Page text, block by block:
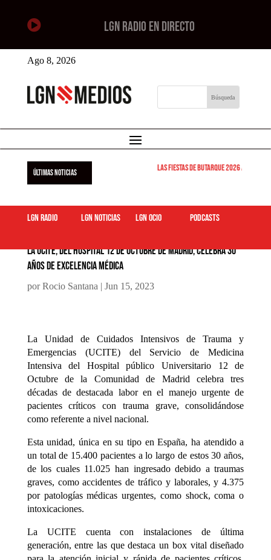
 LGN RADIO EN DIRECTO
Ago 8, 2026
ÚLTIMAS NOTICIAS Las Fiestas de Butarque 2026 arrancan
LGN Radio LGN Noticias LGN ocio podcasts
La UCITE, del Hospital 12 de Octubre de Madrid, celebra 30
años de excelencia médica
porRocio Santana| Jun 15, 2023
La Unidad de Cuidados Intensivos de Trauma y
Emergencias (UCITE) del Servicio de Medicina
Intensiva del Hospital público Universitario 12 de
Octubre de la Comunidad de Madrid celebra tres
décadas de destacada labor en el manejo urgente de
pacientes críticos con trauma grave, consolidándose
como referente a nivel nacional.
Esta unidad, única en su tipo en España, ha atendido a
un total de 15.400 pacientes a lo largo de estos 30 años,
de los cuales 11.025 han ingresado debido a traumas
graves, como accidentes de tráfico y laborales, y 4.375
por patologías médicas urgentes, como shock, coma o
intoxicaciones.
La UCITE cuenta con instalaciones de última
generación, entre las que destaca un box vital diseñado